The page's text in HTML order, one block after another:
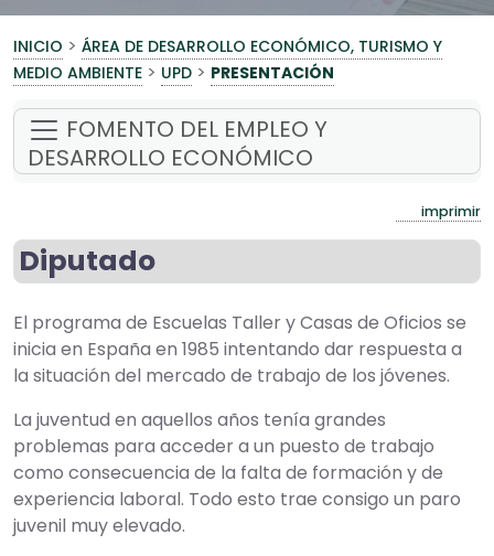
INICIO > ÁREA DE DESARROLLO ECONÓMICO, TURISMO Y
MEDIO AMBIENTE > UPD > PRESENTACIÓN
FOMENTO DEL EMPLEO Y
DESARROLLO ECONÓMICO
imprimir
Diputado
El programa de Escuelas Taller y Casas de Oficios se
inicia en España en 1985 intentando dar respuesta a
la situación del mercado de trabajo de los jóvenes.
La juventud en aquellos años tenía grandes
problemas para acceder a un puesto de trabajo
como consecuencia de la falta de formación y de
experiencia laboral. Todo esto trae consigo un paro
juvenil muy elevado.